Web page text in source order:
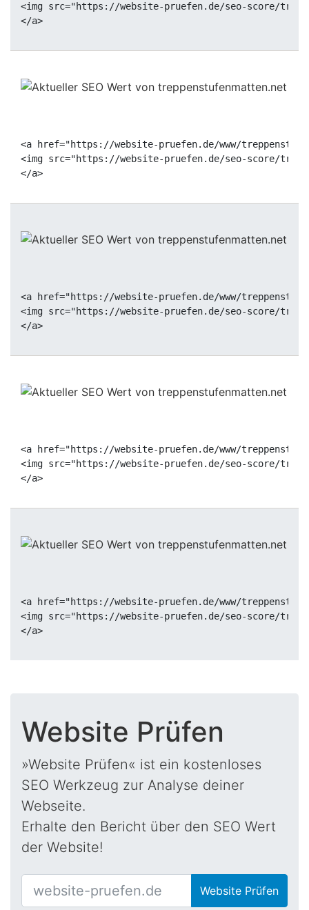
<img src="https://website-pruefen.de/seo-score/
<a href="https://website-pruefen.de/www/
<img src="https://website-pruefen.de/seo-score/
<a href="https://website-pruefen.de/www/
<img src="https://website-pruefen.de/seo-score/
<a href="https://website-pruefen.de/www/
<img src="https://website-pruefen.de/seo-score/
<a href="https://website-pruefen.de/www/
<img src="https://website-pruefen.de/seo-score/
Website Prüfen
»Website Prüfen« ist ein kostenloses
SEO Werkzeug zur Analyse deiner
Webseite.
Erhalte den Bericht über den SEO Wert
der Website!
Website Prüfen